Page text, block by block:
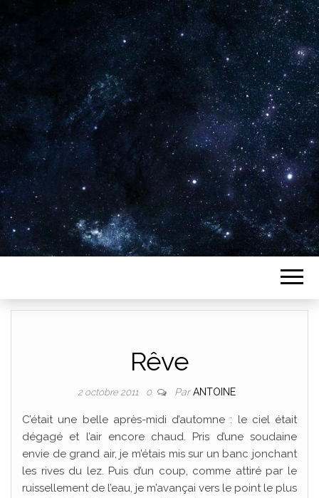
Plus de 2800 critiques de films
Rêve
2 octobre 2011 0 ParANTOINE
C’était une belle après-midi d’automne : le ciel était
dégagé et l’air encore chaud. Pris d’une soudaine
envie de grand air, je m’étais mis sur un banc jonchant
les rives du lez. Puis d’un coup, comme attiré par le
ruissellement de l’eau, je m’avançai vers le point le plus